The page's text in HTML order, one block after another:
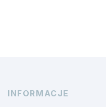
INFORMACJE